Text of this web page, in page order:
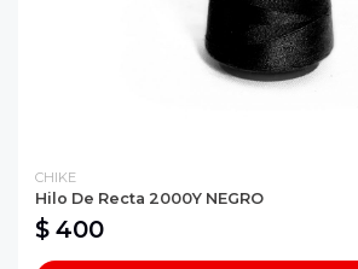
CHIKE
Hilo De Recta 2000Y NEGRO
$ 400